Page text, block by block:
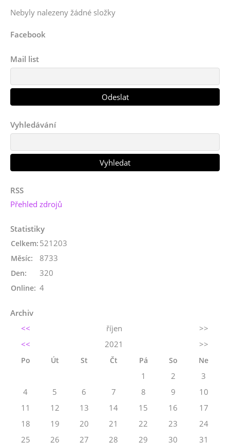
Nebyly nalezeny žádné složky
Facebook
Mail list
Vyhledávání
RSS
Přehled zdrojů
Statistiky
Online: 4
Celkem: 521203
Měsíc: 8733
Den: 320
Archiv
<<
říjen
>>
<<
2021 >>
Po Út St Čt Pá So Ne
1 2
3
4
5 6 7 8 9
10
11
12 13 14 15 16
17
18
19 20 21 22 23
24
25
26 27 28 29 30 31